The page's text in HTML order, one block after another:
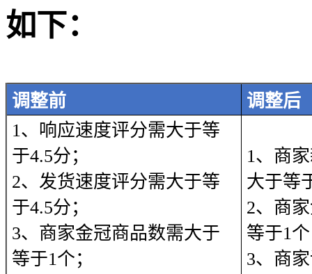
如下：
调整前
调整后
1、响应速度评分需大于等
于4.5分；
2、发货速度评分需大于等
于4.5分；
3、商家金冠商品数需大于
等于1个；
1、商
大于等
2、商
等于1
3、商